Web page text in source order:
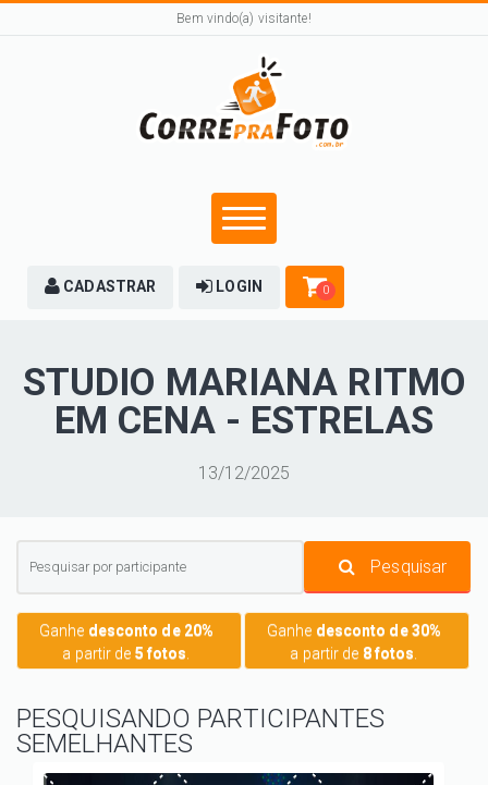
Bem vindo(a) visitante!
CADASTRAR LOGIN 0
STUDIO MARIANA RITMO
EM CENA - ESTRELAS
13/12/2025
Pesquisar
Ganhe desconto de 20%
a partir de 5 fotos
Ganhe desconto de 30%
a partir de 8 fotos
PESQUISANDO PARTICIPANTES
SEMELHANTES